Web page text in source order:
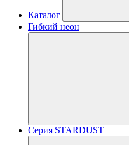
Каталог
Гибкий неон
Серия STARDUST